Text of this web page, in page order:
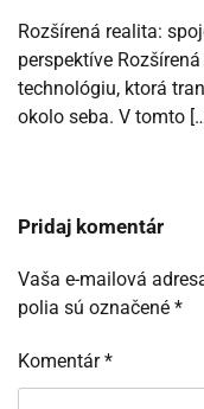
Rozšírená realita:
perspektíve
technológiu, ktorá
okolo seba. V tomto
Pridaj komentár
Vaša e-mailová
polia sú označené *
Komentár*